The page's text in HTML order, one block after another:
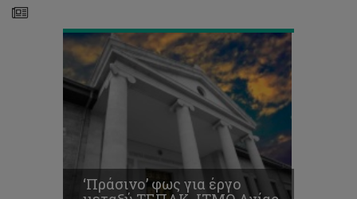
‘Πράσινο’ φως για έργο
Τρία
Βραβεία
στα
Environmental
Awards
και
Awards
2016
για
το